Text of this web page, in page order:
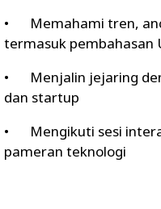
•
Memahami tren,
termasuk pembahasan
•
Menjalin jejaring
dan startup
•
Mengikuti sesi
pameran teknologi